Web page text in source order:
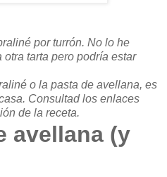
por turrón. No lo he
tarta pero podría estar
o la pasta de avellana, es
Consultad los enlaces
de la receta.
avellana (y